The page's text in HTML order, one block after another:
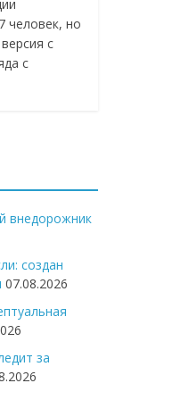
человек, но
с
с
внедорожник
создан
07.08.2026
за